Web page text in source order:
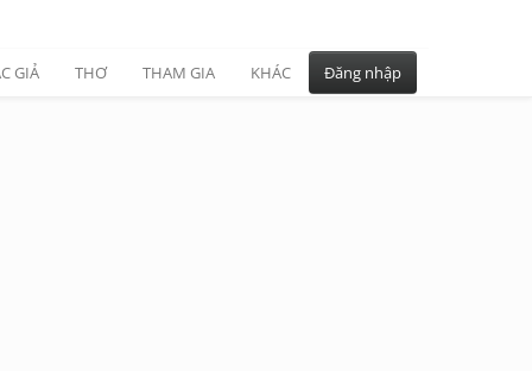
GIẢ THƠ THAM GIA KHÁC Đăng nhập